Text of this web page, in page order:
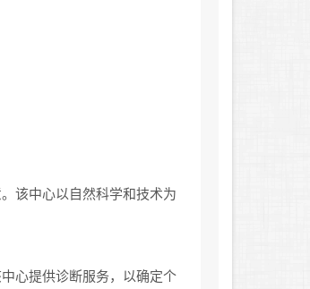
该中心以自然科学和技术为
心提供诊断服务，以确定个